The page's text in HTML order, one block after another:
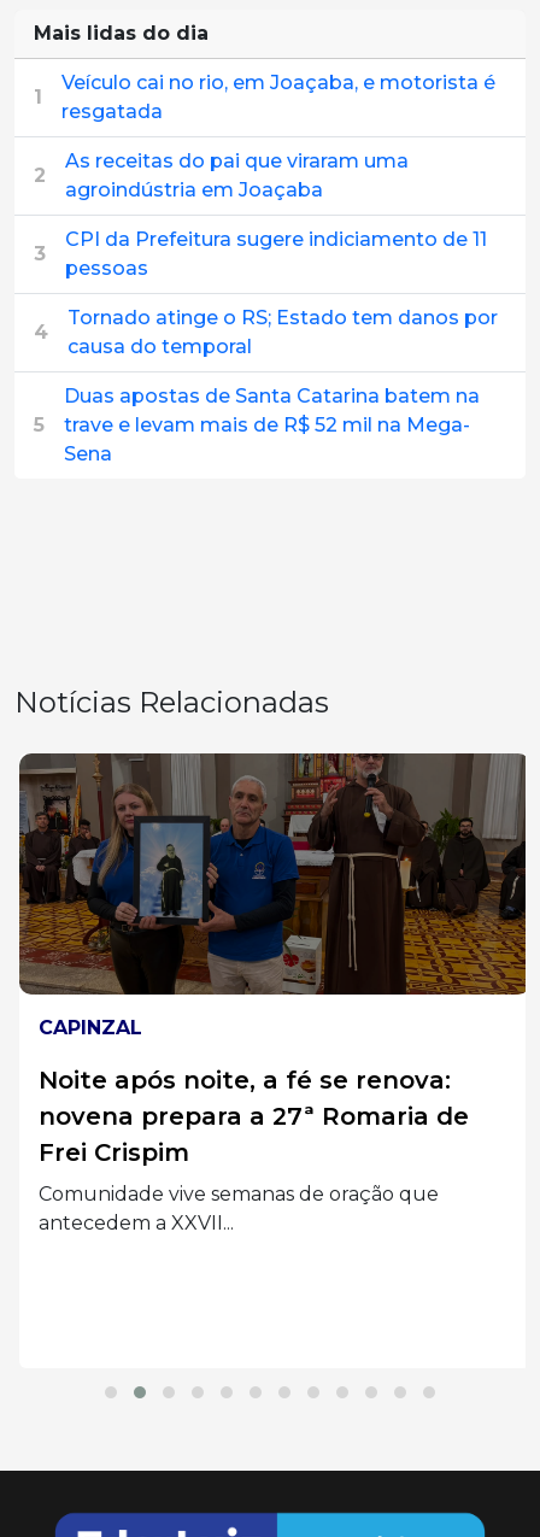
Mais lidas do dia
1
Veículo cai no rio, em Joaçaba, e motorista é
resgatada
2
As receitas do pai que viraram uma
agroindústria em Joaçaba
3
CPI da Prefeitura sugere indiciamento de 11
pessoas
4
Tornado atinge o RS; Estado tem danos por
causa do temporal
5
Duas apostas de Santa Catarina batem na
trave e levam mais de R$ 52 mil na Mega-
Sena
Notícias Relacionadas
CAPINZAL
Noite após noite, a fé se renova:
novena prepara a 27ª Romaria de
Frei Crispim
Comunidade vive semanas de oração que
antecedem a XXVII...